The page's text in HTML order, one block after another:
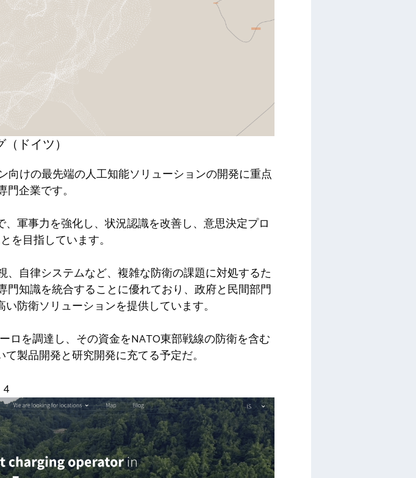
ドイツ）
向けの最先端の人工知能ソリューションの開発に重点
門企業です。
軍事力を強化し、状況認識を改善し、意思決定プロ
を目指しています。
自律システムなど、複雑な防衛の課題に対処するた
門知識を統合することに優れており、政府と民間部門
防衛ソリューションを提供しています。
ロを調達し、その資金をNATO東部戦線の防衛を含む
製品開発と研究開発に充てる予定だ。
4